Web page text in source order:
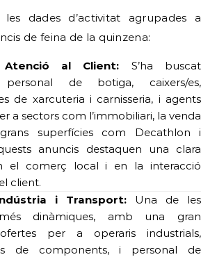
les dades d’activitat agrupades a
de feina de la quinzena:
al Client: S’ha buscat
personal de botiga, caixers/es,
de xarcuteria i carnisseria, i agents
a sectors com l’immobiliari, la venda
superfícies com Decathlon i
anuncis destaquen una clara
el comerç local i en la interacció
client.
i Transport: Una de les
dinàmiques, amb una gran
per a operaris industrials,
de components, i personal de